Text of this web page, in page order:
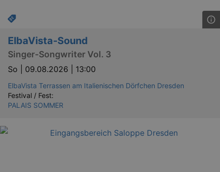
ElbaVista-Sound
Singer-Songwriter Vol. 3
So | 09.08.2026 | 13:00
ElbaVista Terrassen am Italienischen Dörfchen Dresden
Festival / Fest:
PALAIS SOMMER